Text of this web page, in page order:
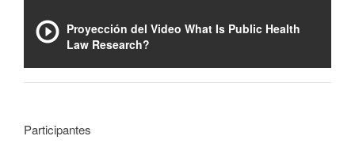
Proyección del Video What Is Public Health
Law Research?
Participantes